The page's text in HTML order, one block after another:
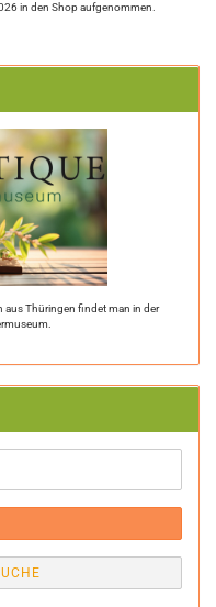
in den Shop aufgenommen.
aus Thüringen findet man in der